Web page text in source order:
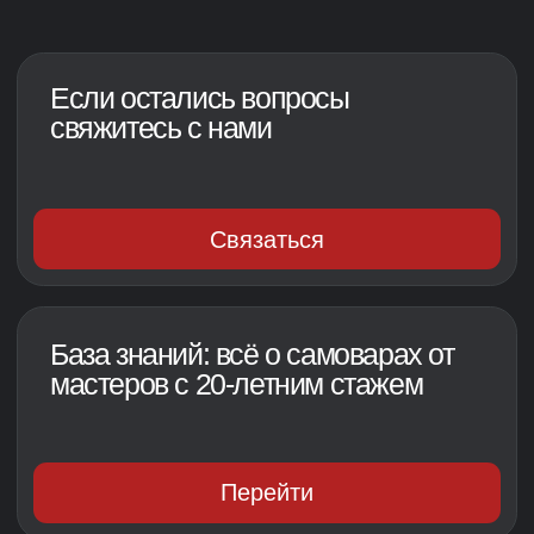
«дымный» вкус от угля или ароматных шишек.
«Трактирный купец» (30 л) — богатырь для щедрых
«Стольник» (5 л) — точная копия старинных образцов,
где каждая линия дышит историей, а каждый глоток чая
согревает душу.
«Турист» (5 и 10 л) — неутомимый путешественник,
купить уфимский самовар на дровах этого вида стоит,
чтобы в любых условиях приготовить ароматный чай
без лишних хлопот.
Решив купить самовар на дровах в Уфе, вы никогда не